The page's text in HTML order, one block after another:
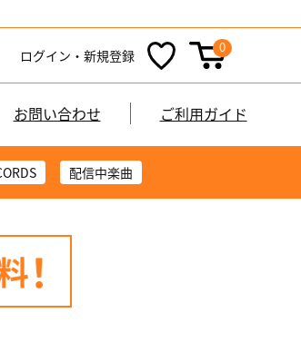
ログイン・新規登録 0
お問い合わせ ご利用ガイド
配信中楽曲